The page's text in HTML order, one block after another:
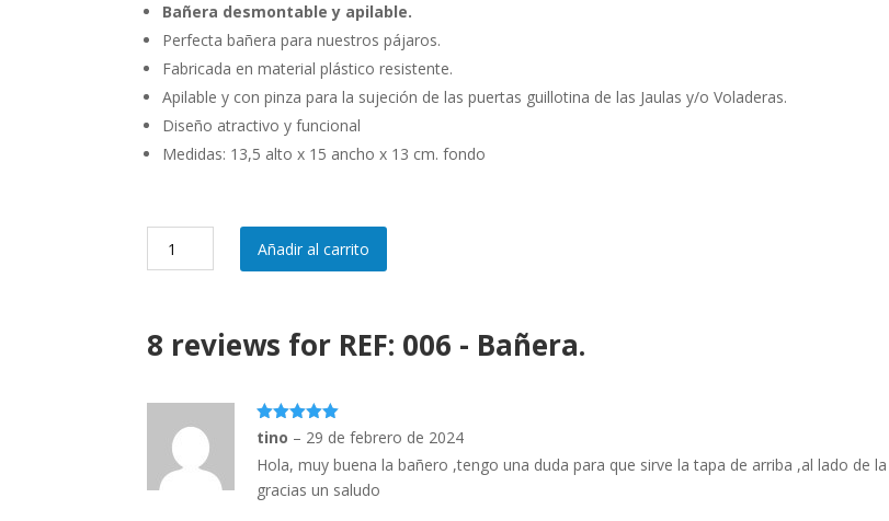
Bañera desmontable y apilable.
Perfecta bañera para nuestros pájaros.
Fabricada en material plástico resistente.
Apilable y con pinza para la sujeción de las puertas guillotina de las Jaulas y/o Voladeras.
Diseño atractivo y funcional
Medidas: 13,5 alto x 15 ancho x 13 cm. fondo
cantidad
Añadir al carrito
8 reviews for REF: 006 - Bañera.
5out of 5
tino – 29 de febrero de 2024
Hola, muy buena la bañero ,tengo una duda para que sirve la tapa de arriba ,al lado de
gracias un saludo